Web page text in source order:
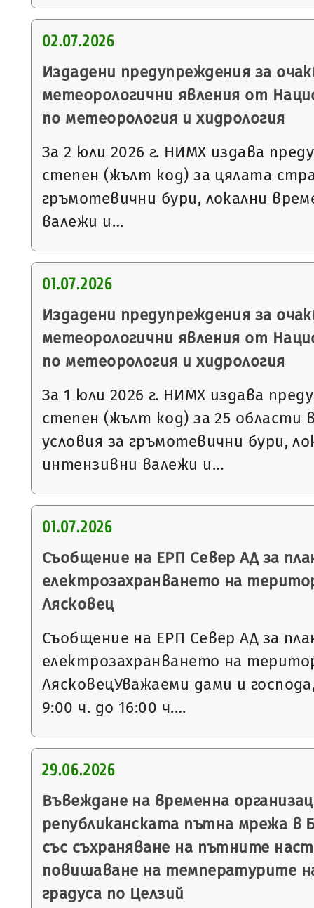
02.07.2026
Издадени предупреждения за
метеорологични явления от
по метеорология и хидрология
За 2 юли 2026 г. НИМХ издава
степен (жълт код) за цялата
гръмотевични бури, локални
валежи и…
01.07.2026
Издадени предупреждения за
метеорологични явления от
по метеорология и хидрология
За 1 юли 2026 г. НИМХ издава
степен (жълт код) за 25 области
условия за гръмотевични бури,
интензивни валежи и…
01.07.2026
Съобщение на ЕРП Север АД за
електрозахранването на
Лясковец
Съобщение на ЕРП Север АД за
електрозахранването на
ЛясковецУважаеми дами и
9:00 ч. до 16:00 ч.…
29.06.2026
Въвеждане на временна
републиканската пътна мрежа в
със съхраняване на пътните
повишаване на температурите
градуса по Целзий